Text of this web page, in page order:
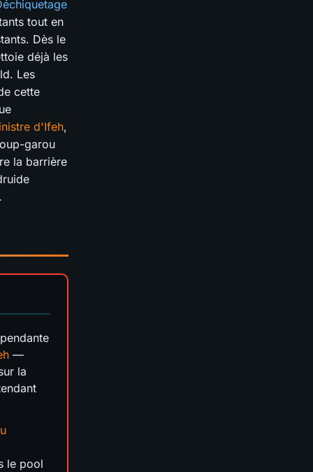
tout en
Dès le
déjà les
Les
cette
d'Ifeh,
garou
la barrière
—
la
le pool